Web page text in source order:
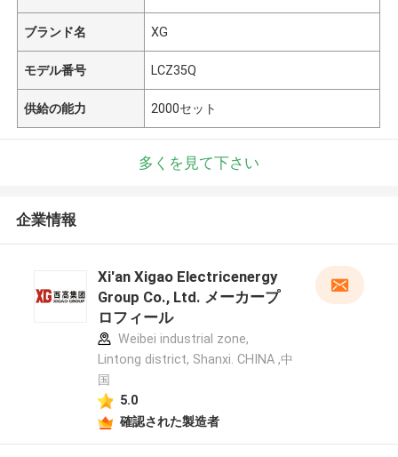
ブランド名 XG
モデル番号 LCZ35Q
供給の能力 2000セット
多くを見て下さい
企業情報
Xi'an Xigao Electricenergy
Group Co., Ltd. メーカープ
ロフィール
Weibei industrial zone,
Lintong district, Shanxi. CHINA ,中
国
5.0
確認された製造者